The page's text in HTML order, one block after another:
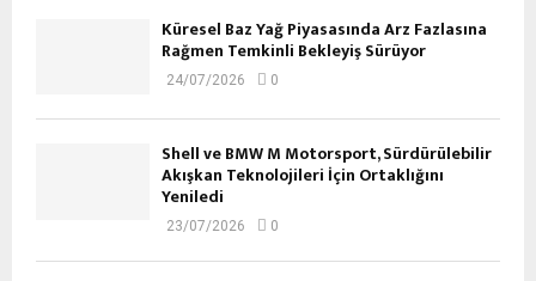
Küresel Baz Yağ Piyasasında Arz Fazlasına
Rağmen Temkinli Bekleyiş Sürüyor
24/07/2026 0
Shell ve BMW M Motorsport, Sürdürülebilir
Akışkan Teknolojileri İçin Ortaklığını
Yeniledi
23/07/2026 0